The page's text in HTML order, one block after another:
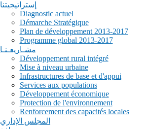
إستراتيجيتنا
Diagnostic actuel
Démarche Stratégique
Plan de développement 2013-2017
Programme global 2013-2017
مشـاريعـنـا
Développement rural intégré
Mise à niveau urbaine
Infrastructures de base et d'appui
Services aux populations
Développement économique
Protection de l'environnement
Renforcement des capacités locales
المجلس الإداري